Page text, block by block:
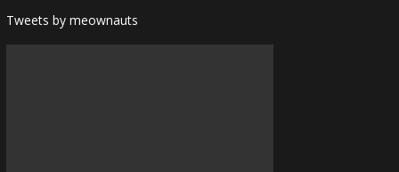
Tweets by meownauts